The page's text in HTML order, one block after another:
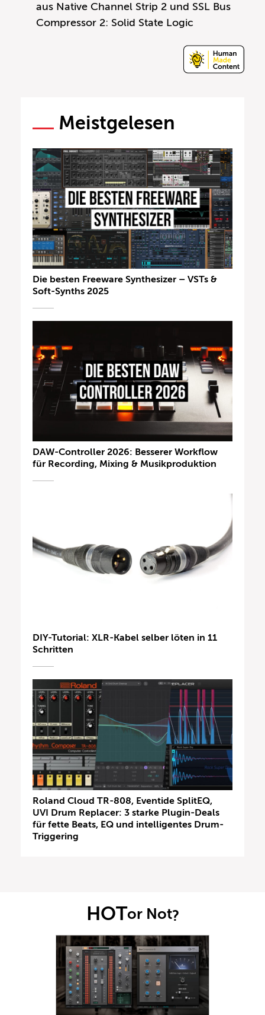
aus Native Channel Strip 2 und SSL Bus
Compressor 2: Solid State Logic
Meistgelesen
Die besten Freeware Synthesizer – VSTs &
Soft-Synths 2025
DAW-Controller 2026: Besserer Workflow
für Recording, Mixing & Musikproduktion
DIY-Tutorial: XLR-Kabel selber löten in 11
Schritten
Roland Cloud TR-808, Eventide SplitEQ,
UVI Drum Replacer: 3 starke Plugin-Deals
für fette Beats, EQ und intelligentes Drum-
Triggering
HOTor Not?